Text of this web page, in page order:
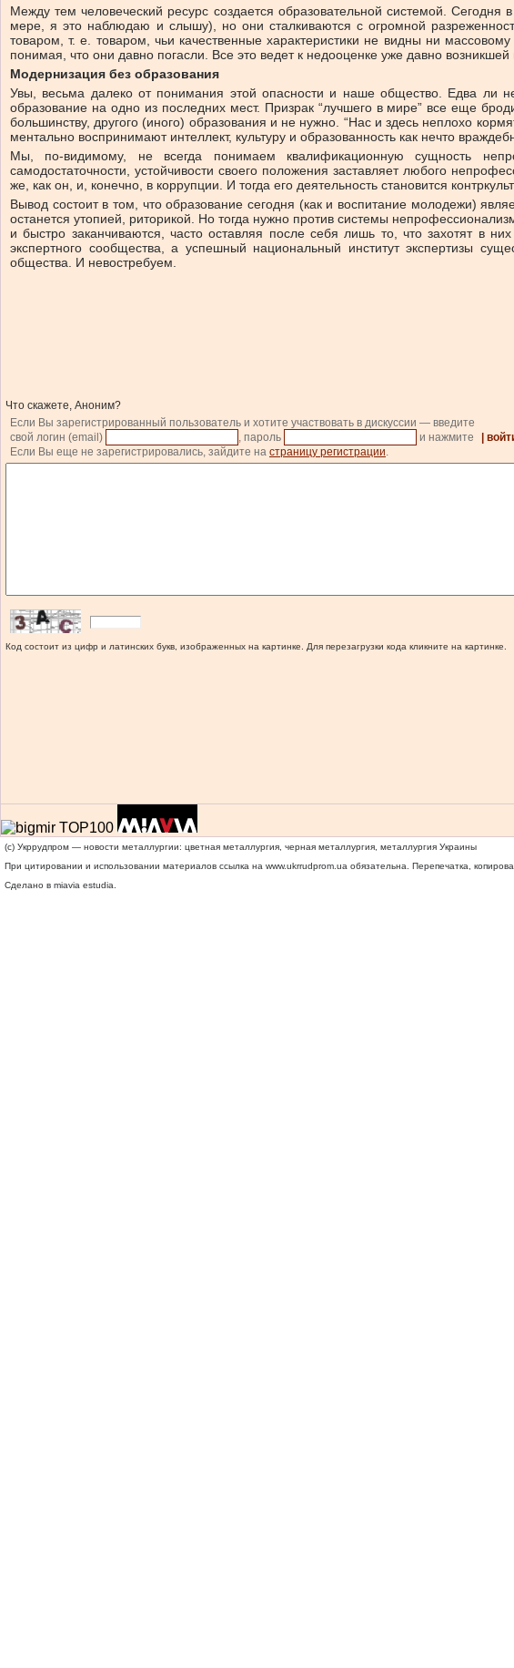
Между тем человеческий ресурс создается образовательной системой.
мере, я это наблюдаю и слышу), но они сталкиваются с огромной
товаром, т. е. товаром, чьи качественные характеристики не видны ни
понимая, что они давно погасли. Все это ведет к недооценке уже давно возникшей
Модернизация без образования
Увы, весьма далеко от понимания этой опасности и наше общество. Едва ли
образование на одно из последних мест. Призрак “лучшего в мире” все еще
большинству, другого (иного) образования и не нужно. “Нас и здесь неплохо
ментально воспринимают интеллект, культуру и образованность как нечто
Мы, по-видимому, не всегда понимаем квалификационную сущность
самодостаточности, устойчивости своего положения заставляет любого
же, как он, и, конечно, в коррупции. И тогда его деятельность становится
Вывод состоит в том, что образование сегодня (как и воспитание молодежи)
останется утопией, риторикой. Но тогда нужно против системы
и быстро заканчиваются, часто оставляя после себя лишь то, что захотят в
экспертного сообщества, а успешный национальный институт экспертизы
общества. И невостребуем.
Что скажете, Аноним?
Если Вы зарегистрированный пользователь и хотите участвовать в дискуссии — введите
свой логин (email)
, пароль и нажмите |
Если Вы еще не зарегистрировались, зайдите на страницу регистрации.
Код состоит из цифр и латинских букв, изображенных на картинке. Для перезагрузки кода кликните на картинке.
(c) Укррудпром — новости металлургии: цветная металлургия, черная металлургия, металлургия Украины
При цитировании и использовании материалов ссылка на www.ukrrudprom.ua обязательна. Перепечатка,
Сделано в miavia estudia.